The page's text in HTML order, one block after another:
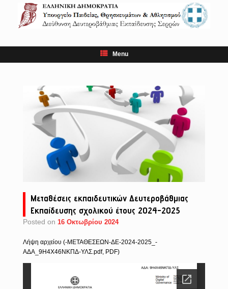
content
Menu
Μεταθέσεις εκπαιδευτικών Δευτεροβάθμιας
Εκπαίδευσης σχολικού έτους 2024-2025
Posted on 16 Οκτωβρίου 2024
Λήψη αρχείου (-ΜΕΤΑΘΕΣΕΩΝ-ΔΕ-2024-2025_-
ΑΔΑ_9Η4Χ46ΝΚΠΔ-ΥΛΣ.pdf, PDF)